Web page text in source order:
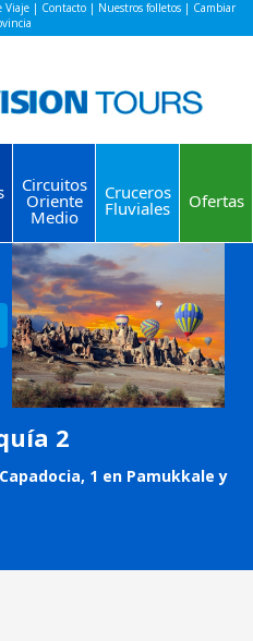
Viaje | Contacto | Nuestros folletos | Cambiar
Circuitos
Oriente
Medio
Cruceros
Fluviales Ofertas
2
1 en Pamukkale y